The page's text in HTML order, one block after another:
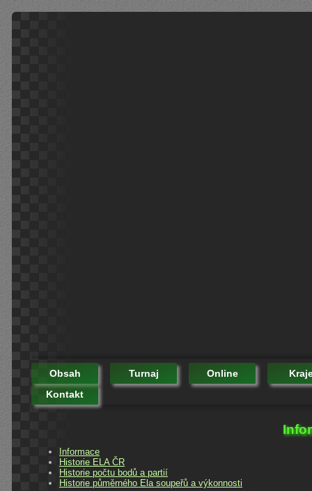
Obsah Turnaj Online
Kontakt
Informace
Historie ELA ČR
Historie počtu bodů a partií
Historie půměrného Ela soupeřů a výkonnosti